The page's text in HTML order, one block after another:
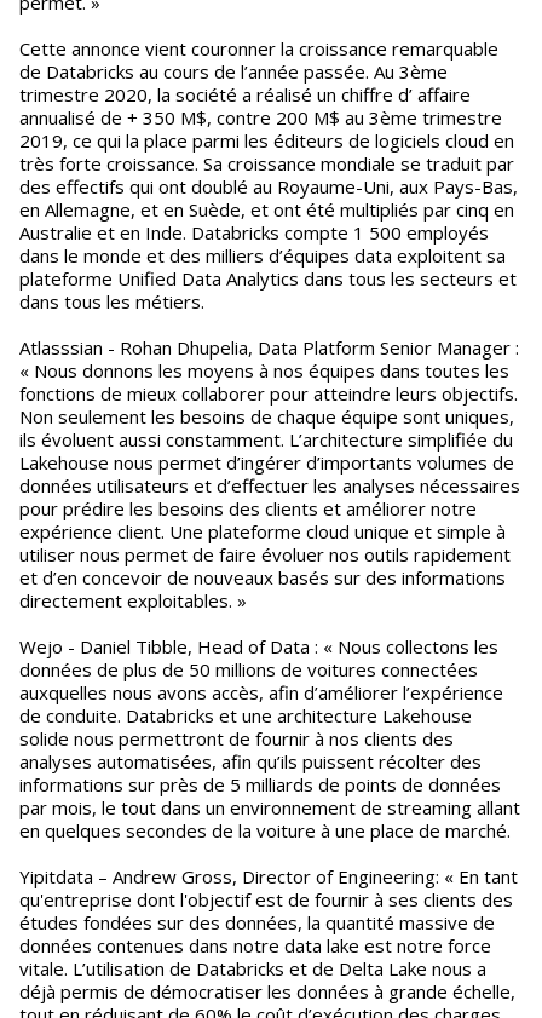
Cette annonce vient couronner la croissance remarquable
de Databricks au cours de l’année passée. Au 3ème
trimestre 2020, la société a réalisé un chiffre d’ affaire
annualisé de + 350 M$, contre 200 M$ au 3ème trimestre
2019, ce qui la place parmi les éditeurs de logiciels cloud en
très forte croissance. Sa croissance mondiale se traduit par
des effectifs qui ont doublé au Royaume-Uni, aux Pays-Bas,
en Allemagne, et en Suède, et ont été multipliés par cinq en
Australie et en Inde. Databricks compte 1 500 employés
dans le monde et des milliers d’équipes data exploitent sa
plateforme Unified Data Analytics dans tous les secteurs et
dans tous les métiers.
Atlasssian - Rohan Dhupelia, Data Platform Senior Manager :
« Nous donnons les moyens à nos équipes dans toutes les
fonctions de mieux collaborer pour atteindre leurs objectifs.
Non seulement les besoins de chaque équipe sont uniques,
ils évoluent aussi constamment. L’architecture simplifiée du
Lakehouse nous permet d’ingérer d’importants volumes de
données utilisateurs et d’effectuer les analyses nécessaires
pour prédire les besoins des clients et améliorer notre
expérience client. Une plateforme cloud unique et simple à
utiliser nous permet de faire évoluer nos outils rapidement
et d’en concevoir de nouveaux basés sur des informations
directement exploitables. »
Wejo - Daniel Tibble, Head of Data : « Nous collectons les
données de plus de 50 millions de voitures connectées
auxquelles nous avons accès, afin d’améliorer l’expérience
de conduite. Databricks et une architecture Lakehouse
solide nous permettront de fournir à nos clients des
analyses automatisées, afin qu’ils puissent récolter des
informations sur près de 5 milliards de points de données
par mois, le tout dans un environnement de streaming allant
en quelques secondes de la voiture à une place de marché.
Yipitdata – Andrew Gross, Director of Engineering: « En tant
qu'entreprise dont l'objectif est de fournir à ses clients des
études fondées sur des données, la quantité massive de
données contenues dans notre data lake est notre force
vitale. L’utilisation de Databricks et de Delta Lake nous a
déjà permis de démocratiser les données à grande échelle,